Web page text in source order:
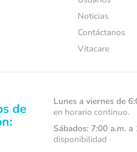
Noticias
Contáctanos
Vitacare
de
Lunes a viernes de
en horario continuo.
Sábados: 7:00 a.m. a
disponibilidad